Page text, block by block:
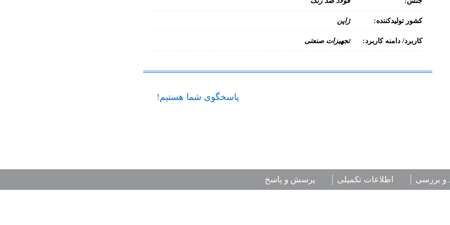
کشور تولیدکننده: ژاپن
کاربرد/ دامنه کاربرد: تجهیزات صنعتی
پاسخگوی شما هستیم!
و بررسی اطلاعات تکمیلی پرسش و پاسخ